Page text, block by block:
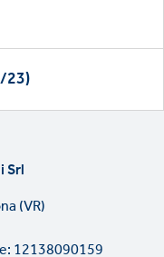
23)
Srl
(VR)
12138090159